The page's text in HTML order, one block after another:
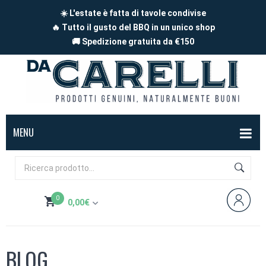
☀️ L'estate è fatta di tavole condivise
🔥 Tutto il gusto del BBQ in un unico shop
🚚 Spedizione gratuita da €150
MENU
BOX
FORMAGGI
Pecora
A pezzi
Carne di maiale
BBQ
0 0,00€
BLOG